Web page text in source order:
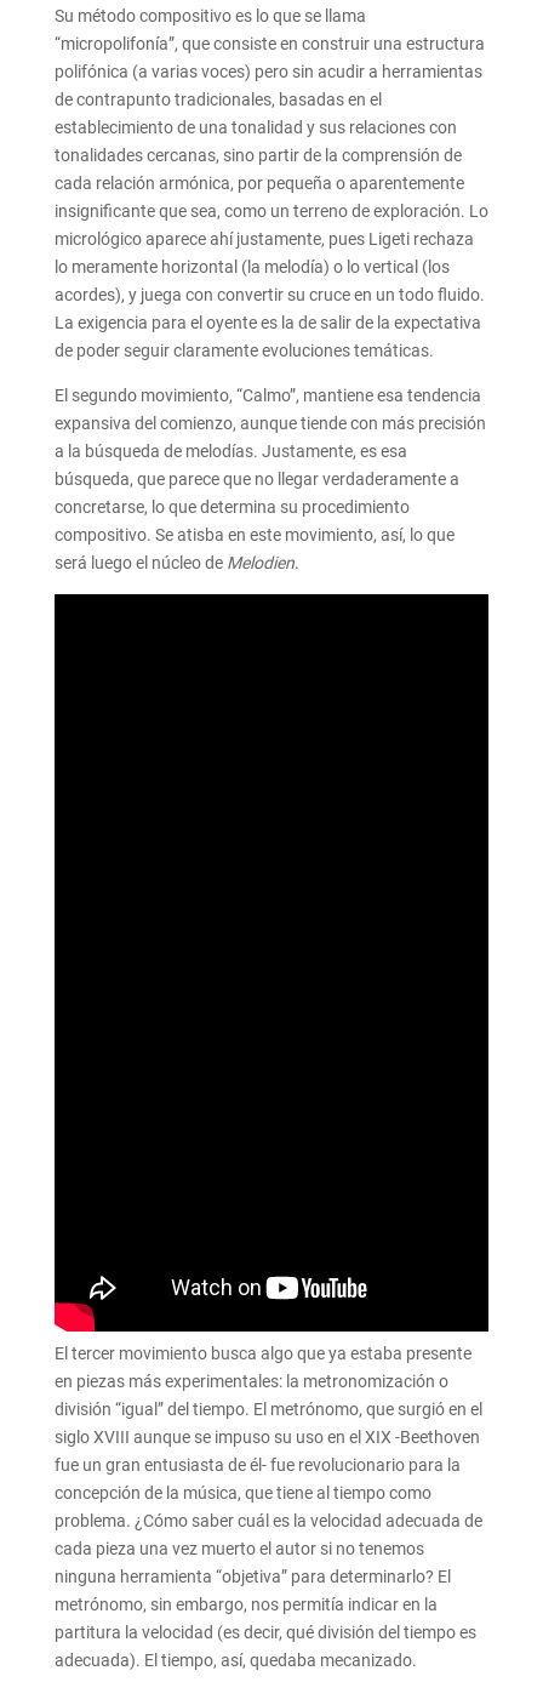
Su método compositivo es lo que se llama
“micropolifonía”, que consiste en construir una estructura
polifónica (a varias voces) pero sin acudir a herramientas
de contrapunto tradicionales, basadas en el
establecimiento de una tonalidad y sus relaciones con
tonalidades cercanas, sino partir de la comprensión de
cada relación armónica, por pequeña o aparentemente
insignificante que sea, como un terreno de exploración. Lo
micrológico aparece ahí justamente, pues Ligeti rechaza
lo meramente horizontal (la melodía) o lo vertical (los
acordes), y juega con convertir su cruce en un todo fluido.
La exigencia para el oyente es la de salir de la expectativa
de poder seguir claramente evoluciones temáticas.
El segundo movimiento, “Calmo”, mantiene esa tendencia
expansiva del comienzo, aunque tiende con más precisión
a la búsqueda de melodías. Justamente, es esa
búsqueda, que parece que no llegar verdaderamente a
concretarse, lo que determina su procedimiento
compositivo. Se atisba en este movimiento, así, lo que
será luego el núcleo de Melodien.
El tercer movimiento busca algo que ya estaba presente
en piezas más experimentales: la metronomización o
división “igual” del tiempo. El metrónomo, que surgió en el
siglo XVIII aunque se impuso su uso en el XIX -Beethoven
fue un gran entusiasta de él- fue revolucionario para la
concepción de la música, que tiene al tiempo como
problema. ¿Cómo saber cuál es la velocidad adecuada de
cada pieza una vez muerto el autor si no tenemos
ninguna herramienta “objetiva” para determinarlo? El
metrónomo, sin embargo, nos permitía indicar en la
partitura la velocidad (es decir, qué división del tiempo es
adecuada). El tiempo, así, quedaba mecanizado.